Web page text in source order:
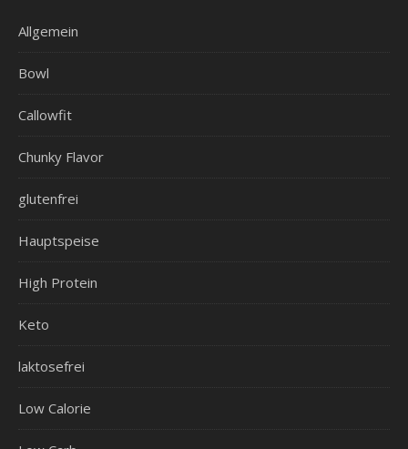
Allgemein
Bowl
Callowfit
Chunky Flavor
glutenfrei
Hauptspeise
High Protein
Keto
laktosefrei
Low Calorie